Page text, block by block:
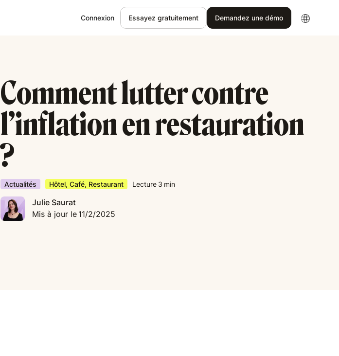
Connexion Essayez gratuitement Demandez une démo
Comment lutter contre
l’inflation en restauration
?
Actualités Hôtel, Café, Restaurant Lecture 3 min
Julie Saurat
Mis à jour le 11/2/2025